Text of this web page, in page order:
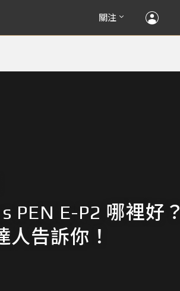
關注
PEN E-P2 哪裡好？
人告訴你！